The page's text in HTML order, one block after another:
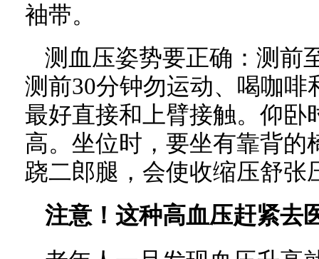
袖带。
测血压姿势要正确：测前
测前30分钟勿运动、喝咖
最好直接和上臂接触。仰卧
高。坐位时，要坐有靠背的
跷二郎腿，会使收缩压舒张
注意！这种高血压赶紧去